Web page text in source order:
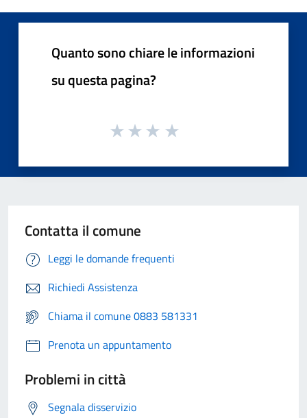
Quanto sono chiare le informazioni
su questa pagina?
Contatta il comune
Leggi le domande frequenti
Richiedi Assistenza
Chiama il comune 0883 581331
Prenota un appuntamento
Problemi in città
Segnala disservizio